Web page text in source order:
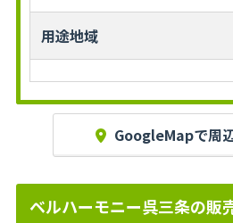
用途地域
GoogleMapで周
ベルハーモニー呉三条の販